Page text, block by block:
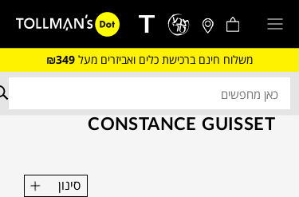
משלוח חינם ברכישת כלים ואביזרים מעל ₪349
CONSTANCE GUISSET
סינון